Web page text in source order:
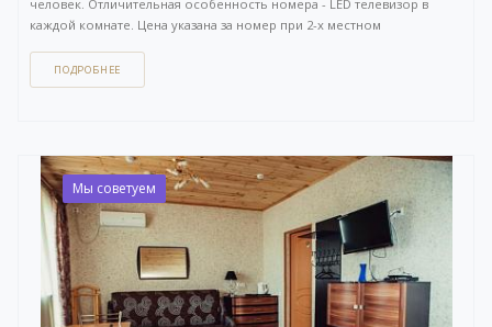
человек. Отличительная особенность номера - LED телевизор в
каждой комнате. Цена указана за номер при 2-х местном
напрямуюпо телефону +7 (903) 757-41-41. Кнопка открытия
WhatsApp-чата также расположена в правом нижнем углу нашего
сайта.
ПОДРОБНЕЕ
Мы советуем